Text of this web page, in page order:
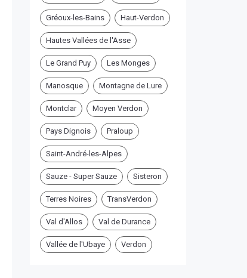
Gréoux-les-Bains Haut-Verdon
Hautes Vallées de l'Asse
Le Grand Puy Les Monges
Manosque Montagne de Lure
Montclar Moyen Verdon
Pays Dignois Praloup
Saint-André-les-Alpes
Sauze - Super Sauze Sisteron
Terres Noires TransVerdon
Val d'Allos Val de Durance
Vallée de l'Ubaye Verdon